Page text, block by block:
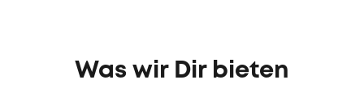
Was wir Dir bieten